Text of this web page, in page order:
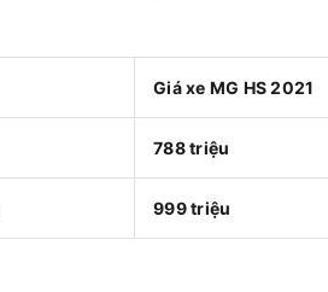
Giá xe MG HS 2021
788 triệu
999 triệu